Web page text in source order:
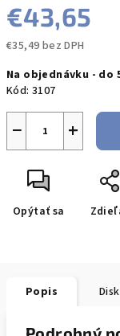
€43,65
€35,49 bez DPH
cena:
Na objednávku - do
Kód: 3107
+
−
Opýtať sa
Popis